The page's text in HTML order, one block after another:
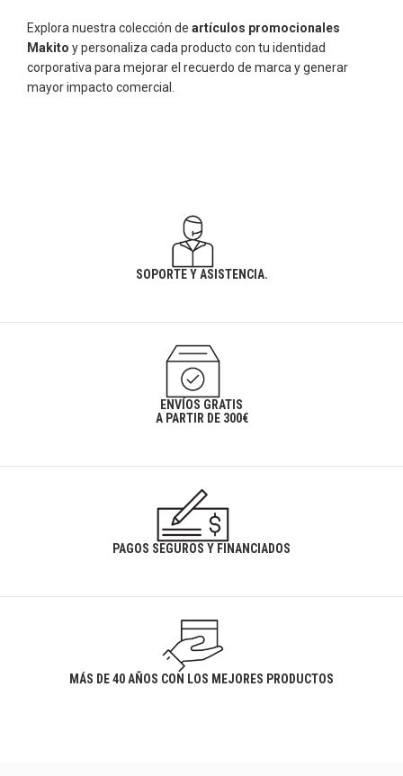
Explora nuestra colección de artículos promocionales
Makito y personaliza cada producto con tu identidad
corporativa para mejorar el recuerdo de marca y generar
mayor impacto comercial.
SOPORTE Y ASISTENCIA.
ENVÍOS GRATIS
A PARTIR DE 300€
PAGOS SEGUROS Y FINANCIADOS
MÁS DE 40 AÑOS CON LOS MEJORES PRODUCTOS